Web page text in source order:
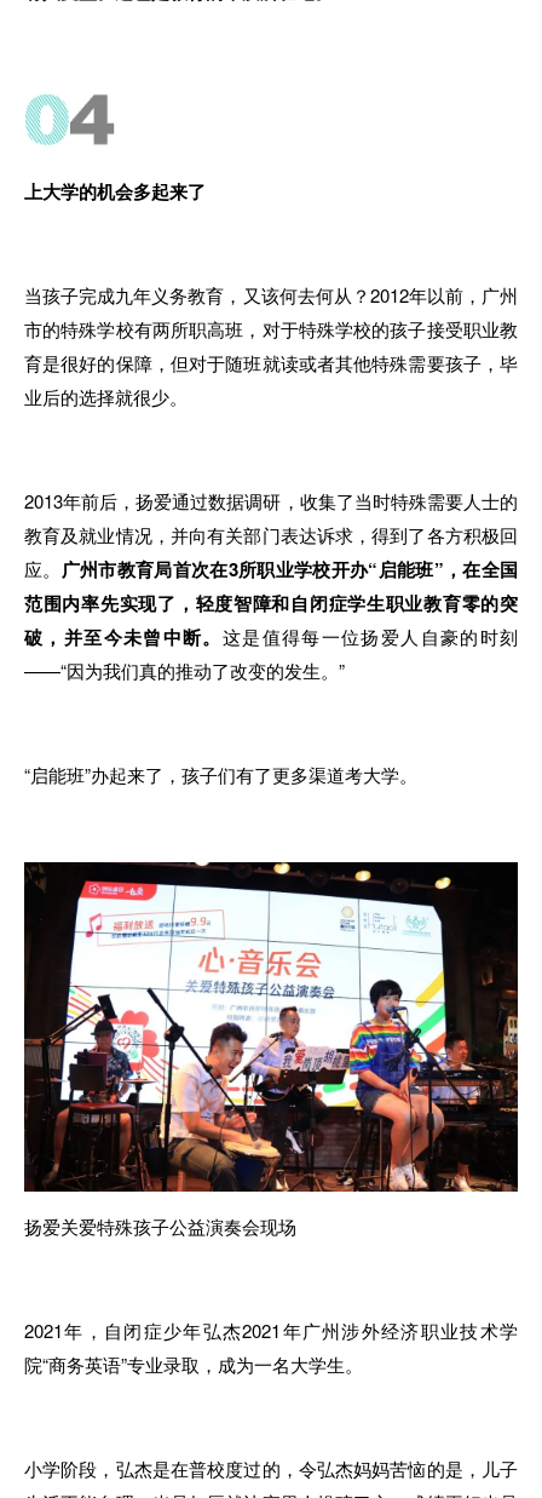
上大学的机会多起来了
当孩子完成九年义务教育 ， 又该何去何从？2012年以前， 广州
市的特殊学校有两所职高班 ， 对于特殊学校的孩子接受职业教
育是很好的保障， 但对于随班就读或者其他特殊需要孩子，毕
业后的选择就很少。
2013年前后 ，扬爱通过数据调研 ， 收集了当时特殊需要人士的
教育及就业情况，并向有关部门表达诉求 ，得到了各方积极回
应。 广州市教育局首次在3所职业学校开办“启能班” ，在全国
范围内率先实现了， 轻度智障和自闭症学生职业教育零的突
破 ， 并至今未曾中断。 这是值得每一位扬爱人 自豪的时刻
——“因为我们真的推动了改变的发生。 ”
“启能班”办起来了， 孩子们有了更多渠道考大学。
扬爱关爱特殊孩子公益演奏会现场
2021年 ， 自闭症少年弘杰2021年广州涉外经济职业技术学
院“商务英语”专业录取， 成为一名大学生。
小学阶段，弘杰是在普校度过的，令弘杰妈妈苦恼的是 ，儿子